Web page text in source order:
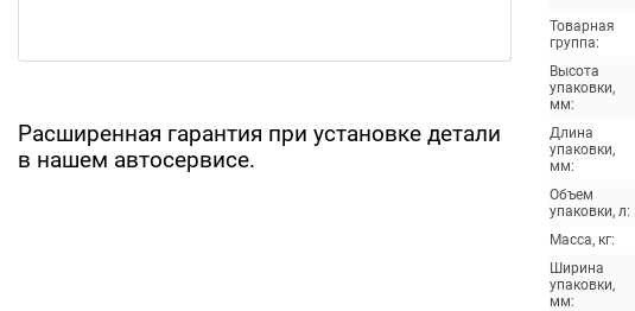
Расширенная гарантия при установке детали
в нашем автосервисе.
Товарная
группа:
Высота
упаковки,
мм:
Длина
упаковки,
мм:
Объем
упаковки, л:
Масса, кг:
Ширина
упаковки,
мм: